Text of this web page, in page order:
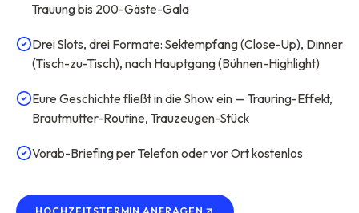
Trauung bis 200-Gäste-Gala
Drei Slots, drei Formate: Sektempfang (Close-Up), Dinner
(Tisch-zu-Tisch), nach Hauptgang (Bühnen-Highlight)
Eure Geschichte fließt in die Show ein — Trauring-Effekt,
Brautmutter-Routine, Trauzeugen-Stück
Vorab-Briefing per Telefon oder vor Ort kostenlos